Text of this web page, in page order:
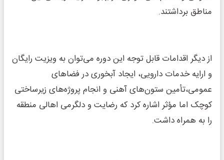
مناطق برداشتند.
از دیگر اقدامات قابل توجه این دوره می‌توان به ویزیت رایگان
و ارایه خدمات دارویی، ایجاد آبخوری در فضاهای
عمومی،تأمین ستون‌های آهنی و انجام پروژه‌های زیرساختی
کوچک اما مؤثر اشاره کرد که رضایت و دلگرمی اهالی منطقه
را به همراه داشت.